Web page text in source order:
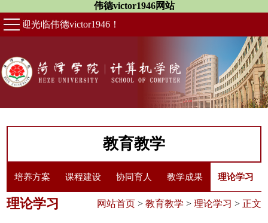
伟德victor1946网站
欢迎光临伟德victor1946！
教育教学
培养方案 课程建设 协同育人 教学成果 理论学习
理论学习 网站首页 > 教育教学 > 理论学习 >正文